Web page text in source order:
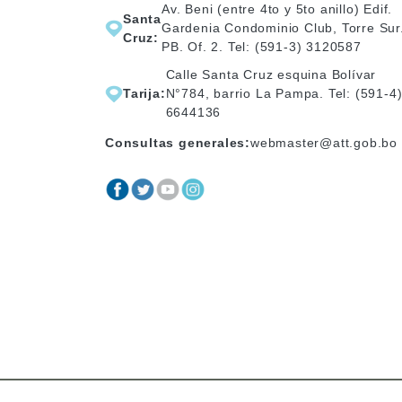
Santa
Cruz:
Av. Beni (entre 4to y 5to anillo) Edif.
Gardenia Condominio Club, Torre
PB. Of. 2. Tel: (591-3) 3120587
Tarija:
Calle Santa Cruz esquina Bolívar
N°784, barrio La Pampa. Tel: (591-4)
6644136
Consultas generales:webmaster@att.gob.bo